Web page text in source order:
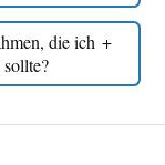
die ich